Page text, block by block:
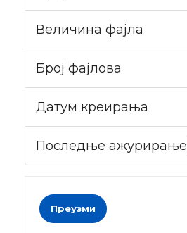
Величина фајла
Број фајлова
Датум креирања
Последње ажурирање
Преузми